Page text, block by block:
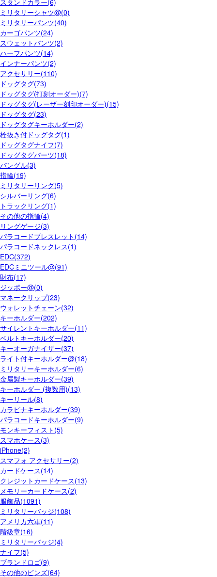
スタンドカラー(6)
ミリタリーシャツ@(0)
ミリタリーパンツ(40)
カーゴパンツ(24)
スウェットパンツ(2)
ハーフパンツ(14)
インナーパンツ(2)
アクセサリー(110)
ドッグタグ(73)
ドッグタグ(打刻オーダー)(7)
ドッグタグ(レーザー刻印オーダー)(15)
ドッグタグ(23)
ドッグタグキーホルダー(2)
栓抜き付ドッグタグ(1)
ドッグタグナイフ(7)
ドッグタグパーツ(18)
バングル(3)
指輪(19)
ミリタリーリング(5)
シルバーリング(6)
トラックリング(1)
その他の指輪(4)
リングゲージ(3)
パラコードブレスレット(14)
パラコードネックレス(1)
EDC(372)
EDCミニツール@(91)
財布(17)
ジッポー@(0)
マネークリップ(23)
ウォレットチェーン(32)
キーホルダー(202)
サイレントキーホルダー(11)
ベルトキーホルダー(20)
キーオーガナイザー(37)
ライト付キーホルダー@(18)
ミリタリーキーホルダー(6)
金属製キーホルダー(39)
キーホルダー (複数用)(13)
キーリール(8)
カラビナキーホルダー(39)
パラコードキーホルダー(9)
モンキーフィスト(5)
スマホケース(3)
iPhone(2)
スマフォ アクセサリー(2)
カードケース(14)
クレジットカードケース(13)
メモリーカードケース(2)
服飾品(1091)
ミリタリーバッジ(108)
アメリカ六軍(11)
階級章(16)
ミリタリーバッジ(4)
ナイフ(5)
ブランドロゴ(9)
その他のピンズ(64)